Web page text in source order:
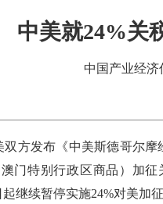
中美就24%关
中国产业经
发布《中美斯德哥尔摩
门特别行政区商品）加
继续暂停实施24%对美加